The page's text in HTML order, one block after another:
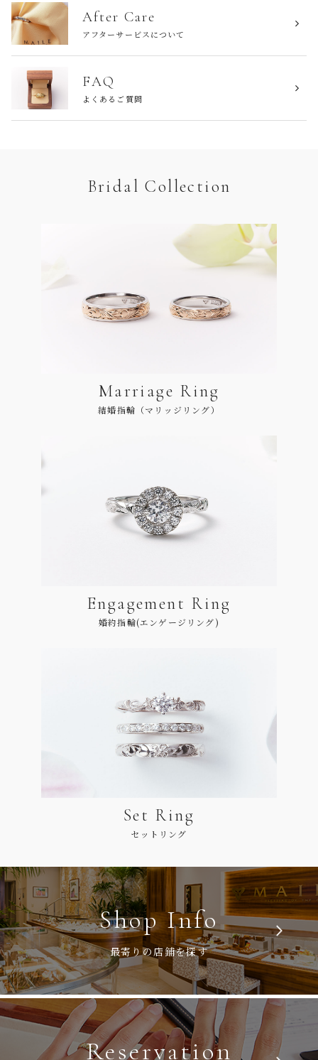
After Care
アフターサービスについて
FAQ
よくあるご質問
Bridal Collection
Marriage Ring
結婚指輪（マリッジリング）
Engagement Ring
婚約指輪(エンゲージリング)
Set Ring
セットリング
Shop Info
最寄りの店鋪を探す
Reservation